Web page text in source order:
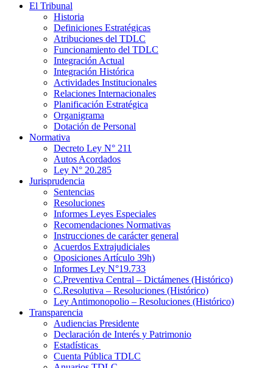
El Tribunal
Historia
Definiciones Estratégicas
Atribuciones del TDLC
Funcionamiento del TDLC
Integración Actual
Integración Histórica
Actividades Institucionales
Relaciones Internacionales
Planificación Estratégica
Organigrama
Dotación de Personal
Normativa
Decreto Ley N° 211
Autos Acordados
Ley N° 20.285
Jurisprudencia
Sentencias
Resoluciones
Informes Leyes Especiales
Recomendaciones Normativas
Instrucciones de carácter general
Acuerdos Extrajudiciales
Oposiciones Artículo 39h)
Informes Ley N°19.733
C.Preventiva Central – Dictámenes (Histórico)
C.Resolutiva – Resoluciones (Histórico)
Ley Antimonopolio – Resoluciones (Histórico)
Transparencia
Audiencias Presidente
Declaración de Interés y Patrimonio
Estadísticas
Cuenta Pública TDLC